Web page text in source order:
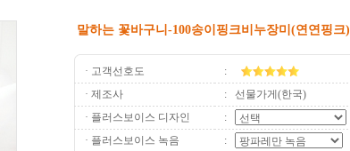
말하는 꽃바구니-100송이핑크비누장미(연연핑크)
· 고객선호도
:
· 제조사
:
선물가게(한국)
· 플러스보이스 디자인
:
· 플러스보이스 녹음
: